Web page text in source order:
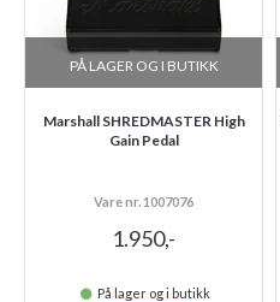
PÅ LAGER OG I BUTIKK
Marshall SHREDMASTER High
Gain Pedal
Vare nr. 1007076
1.950,-
På lager og i butikk